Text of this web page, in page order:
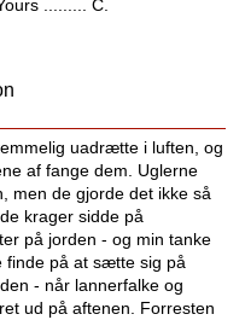
......... C.
uadrætte i luften, og
af fange dem. Uglerne
men de gjorde det ikke så
krager sidde på
på jorden - og min tanke
finde på at sætte sig på
- når lannerfalke og
ud på aftenen. Forresten